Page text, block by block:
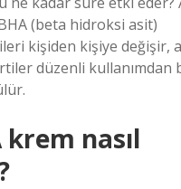
(beta hidroksi asit)
kişiden kişiye değişir,
düzenli kullanımdan
krem nasıl